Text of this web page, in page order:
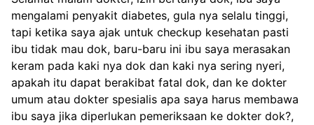
lemak dapat membantu mengontrol gula darah dan
tekanan darah. Hindari makanan tinggi gula dan
garam.
Olahraga Teratur : Aktivitas fisik yang teratur dapat
membantu meningkatkan sirkulasi darah dan
mengurangi gejala neuropati. Diskusikan dengan
dokter tentang jenis olahraga yang aman dan sesuai
untuk orang tua Anda.
mengalami penyakit diabetes, gula nya selalu tinggi,
tapi ketika saya ajak untuk checkup kesehatan pasti
ibu tidak mau dok, baru-baru ini ibu saya merasakan
keram pada kaki nya dok dan kaki nya sering nyeri,
apakah itu dapat berakibat fatal dok, dan ke dokter
umum atau dokter spesialis apa saya harus membawa
ibu saya jika diperlukan pemeriksaan ke dokter dok?,